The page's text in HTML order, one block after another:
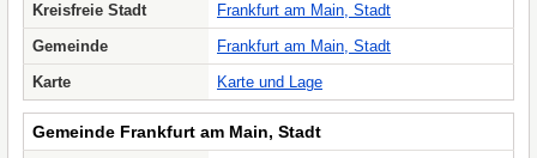
Kreisfreie Stadt
Frankfurt am Main, Stadt
Gemeinde
Frankfurt am Main, Stadt
Karte
Karte und Lage
Gemeinde Frankfurt am Main, Stadt